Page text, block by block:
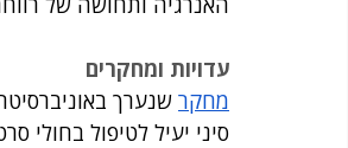
עדויות ומחקרים
מחקר שנערך
סיני יעיל לטיפול